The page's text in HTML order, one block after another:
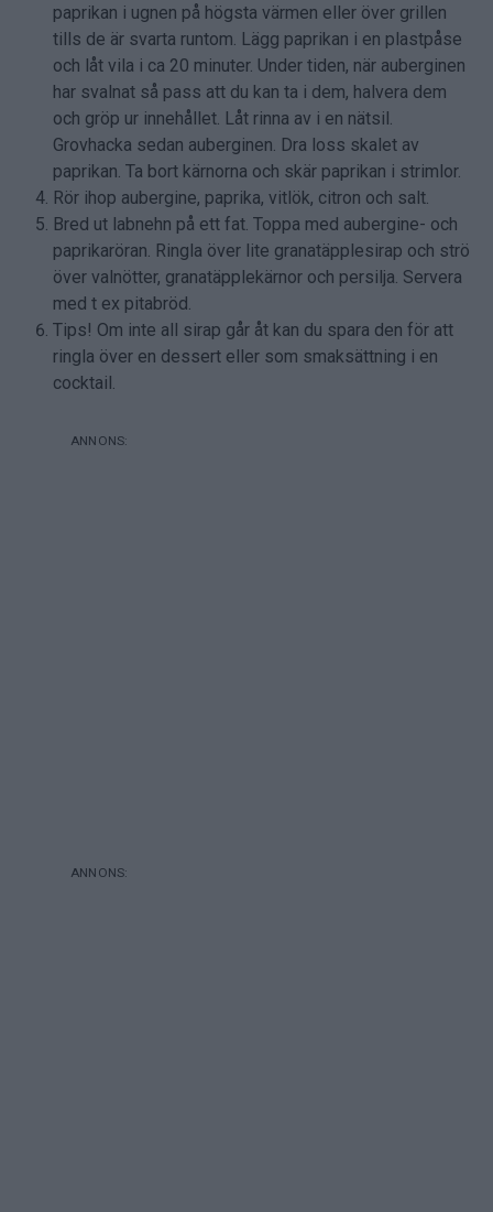
paprikan i ugnen på högsta värmen eller över grillen
tills de är svarta runtom. Lägg paprikan i en plastpåse
och låt vila i ca 20 minuter. Under tiden, när auberginen
har svalnat så pass att du kan ta i dem, halvera dem
och gröp ur innehållet. Låt rinna av i en nätsil.
Grovhacka sedan auberginen. Dra loss skalet av
paprikan. Ta bort kärnorna och skär paprikan i strimlor.
Rör ihop aubergine, paprika, vitlök, citron och salt.
Bred ut labnehn på ett fat. Toppa med aubergine- och
paprikaröran. Ringla över lite granatäpplesirap och strö
över valnötter, granatäpplekärnor och persilja. Servera
med t ex pitabröd.
Tips! Om inte all sirap går åt kan du spara den för att
ringla över en dessert eller som smaksättning i en
cocktail.